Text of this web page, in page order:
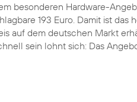
besonderen Hardware-
193 Euro. Damit ist das
auf dem deutschen Markt
sein lohnt sich: Das